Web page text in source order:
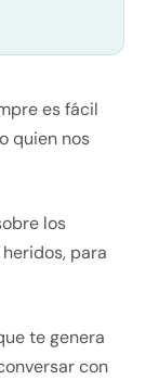
es fácil
quien nos
los
para
te genera
con